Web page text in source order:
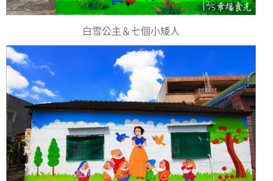
白雪公主＆七個小矮人